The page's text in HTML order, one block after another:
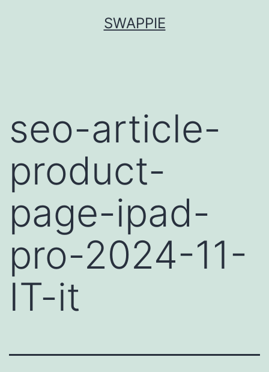
SWAPPIE
seo-article-
product-
page-ipad-
pro-2024-11-
IT-it